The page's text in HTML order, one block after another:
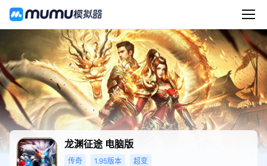
龙渊征途 电脑版
传奇 1.95版本 超变